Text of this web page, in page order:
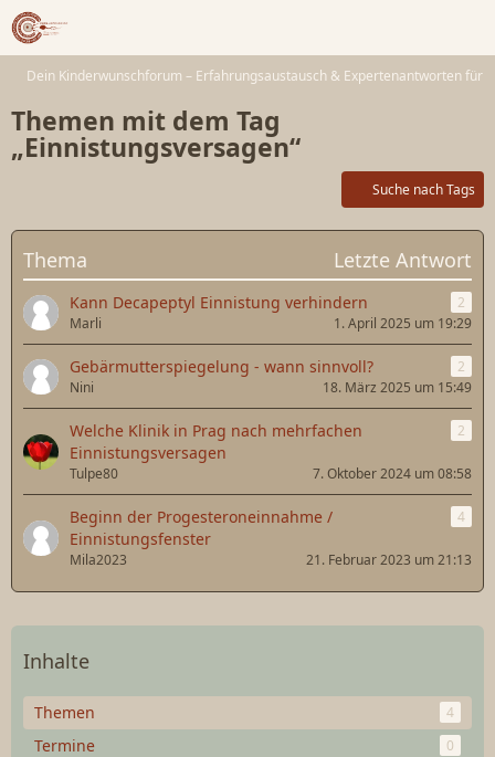
Dein Kinderwunschforum – Erfahrungsaustausch & Expertenantworten für
Themen mit dem Tag
„Einnistungsversagen“
Suche nach Tags
Thema Letzte Antwort
Kann Decapeptyl Einnistung verhindern
2
Marli
1. April 2025 um 19:29
Gebärmutterspiegelung - wann sinnvoll?
2
Nini
18. März 2025 um 15:49
Welche Klinik in Prag nach mehrfachen
Einnistungsversagen
2
Tulpe80 7. Oktober 2024 um 08:58
Beginn der Progesteroneinnahme /
Einnistungsfenster
4
Mila2023 21. Februar 2023 um 21:13
Inhalte
Themen 4
Termine 0